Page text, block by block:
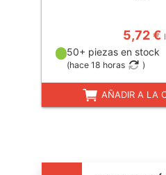
5,72 €
50+ piezas en stock
(hace 18 horas )
AÑADIR A LA